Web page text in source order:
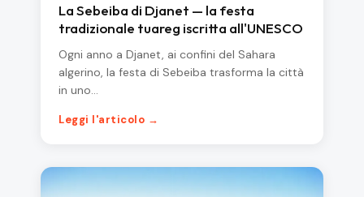
La Sebeiba di Djanet — la festa
tradizionale tuareg iscritta all'UNESCO
Ogni anno a Djanet, ai confini del Sahara
algerino, la festa di Sebeiba trasforma la città
in uno…
Leggi l'articolo →